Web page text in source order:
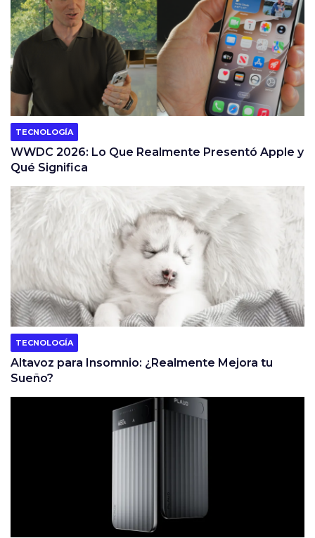
TECNOLOGÍA
WWDC 2026: Lo Que Realmente Presentó Apple y
Qué Significa
TECNOLOGÍA
Altavoz para Insomnio: ¿Realmente Mejora tu
Sueño?